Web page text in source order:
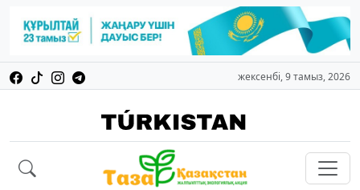
жексенбі, 9 тамыз, 2026